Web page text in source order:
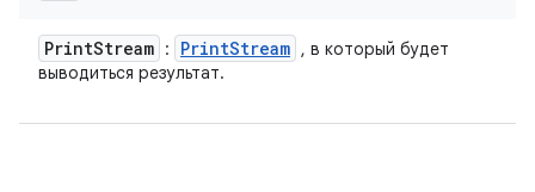
PrintStream : PrintStream , в который будет
выводиться результат.